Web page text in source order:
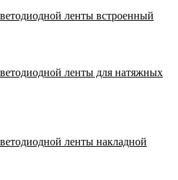
ленты встроенный
ленты для натяжных
ленты накладной